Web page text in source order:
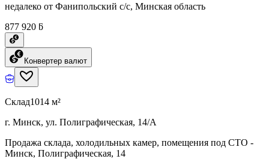
недалеко от Фанипольский с/с, Минская область
877 920 ƃ
Конвертер валют
Склад1014 м²
г. Минск, ул. Полиграфическая, 14/А
Продажа склада, холодильных камер, помещения под СТО -
Минск, Полиграфическая, 14